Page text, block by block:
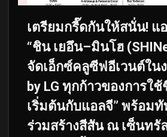
เตรียมกรี๊ดกันให้สนั่น! แ
“ชิน เยอึน–มินโฮ
จัดเอ็กซ์คลูซีฟอีเวนต์ในง
by LG ทุกก้าวของการใ
เริ่มต้นกับแอลจี” พร้อม
ร่วมสร้างสีสัน ณ เซ็นทรั